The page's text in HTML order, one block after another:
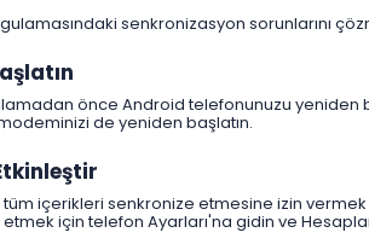
senkronizasyon sorunlarını
önce Android telefonunuzu yeniden
de yeniden başlatın.
tüm içerikleri senkronize etmesine izin
etmek için telefon Ayarları'na gidin ve